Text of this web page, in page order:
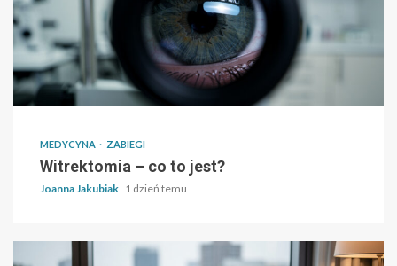
MEDYCYNA ZABIEGI
Witrektomia – co to jest?
Joanna Jakubiak 1 dzień temu